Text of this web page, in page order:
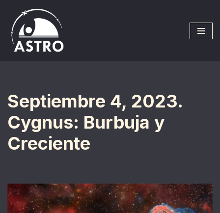
Saltar
al
contenido
Septiembre 4, 2023.
Cygnus: Burbuja y
Creciente